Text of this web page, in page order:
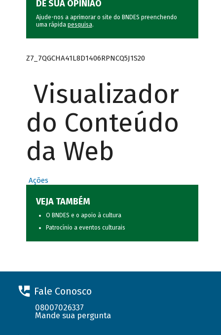
DÊ SUA OPINIÃO
Ajude-nos a aprimorar o site do BNDES preenchendo
uma rápida pesquisa.
Z7_7QGCHA41L8D1406RPNCQ5J1S20
Visualizador
do Conteúdo
da Web
Ações
VEJA TAMBÉM
O BNDES e o apoio à cultura
Patrocínio a eventos culturais
Fale Conosco
08007026337
Mande sua pergunta